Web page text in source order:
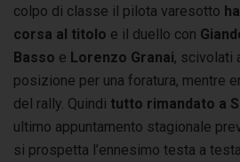
colpo di classe il pilota varesotto
corsa al titolo e il duello con
Basso e Lorenzo Granai, scivolati
posizione per una foratura, mentre
del rally. Quindi tutto rimandato a
ultimo appuntamento stagionale
si prospetta l’ennesimo testa a